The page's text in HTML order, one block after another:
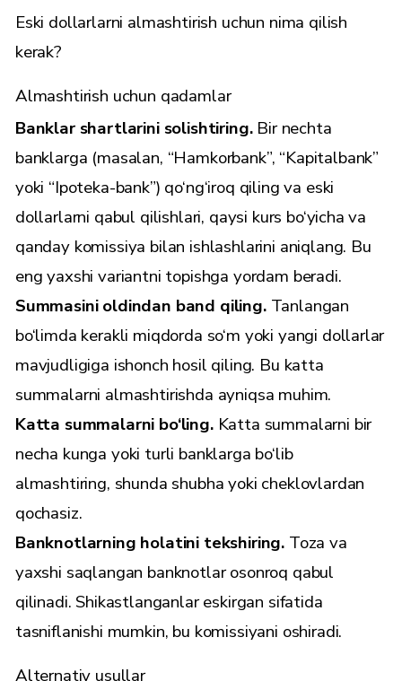
Eski dollarlarni almashtirish uchun nima qilish
kerak?
Almashtirish uchun qadamlar
Banklar shartlarini solishtiring. Bir nechta
banklarga (masalan, “Hamkorbank”, “Kapitalbank”
yoki “Ipoteka-bank”) qo‘ng‘iroq qiling va eski
dollarlarni qabul qilishlari, qaysi kurs bo‘yicha va
qanday komissiya bilan ishlashlarini aniqlang. Bu
eng yaxshi variantni topishga yordam beradi.
Summasini oldindan band qiling.Tanlangan
bo‘limda kerakli miqdorda so‘m yoki yangi dollarlar
mavjudligiga ishonch hosil qiling. Bu katta
summalarni almashtirishda ayniqsa muhim.
Katta summalarni bo‘ling. Katta summalarni bir
necha kunga yoki turli banklarga bo‘lib
almashtiring, shunda shubha yoki cheklovlardan
qochasiz.
Banknotlarning holatini tekshiring. Toza va
yaxshi saqlangan banknotlar osonroq qabul
qilinadi. Shikastlanganlar eskirgan sifatida
tasniflanishi mumkin, bu komissiyani oshiradi.
Alternativ usullar